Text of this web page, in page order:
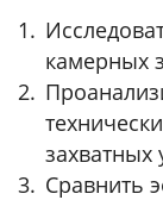
камерных
захватных
Сравнить